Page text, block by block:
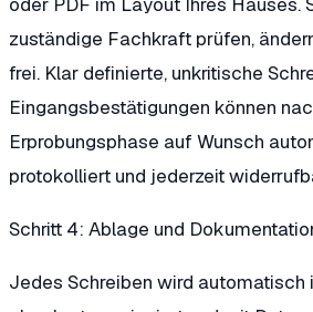
zuständige Fachkraft prüfen,
frei. Klar definierte, unkritische
Eingangsbestätigungen können
Erprobungsphase auf Wunsch
protokolliert und jederzeit
Schritt 4: Ablage und
Jedes Schreiben wird automatisch